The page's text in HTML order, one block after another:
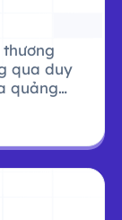
qua duy
quảng